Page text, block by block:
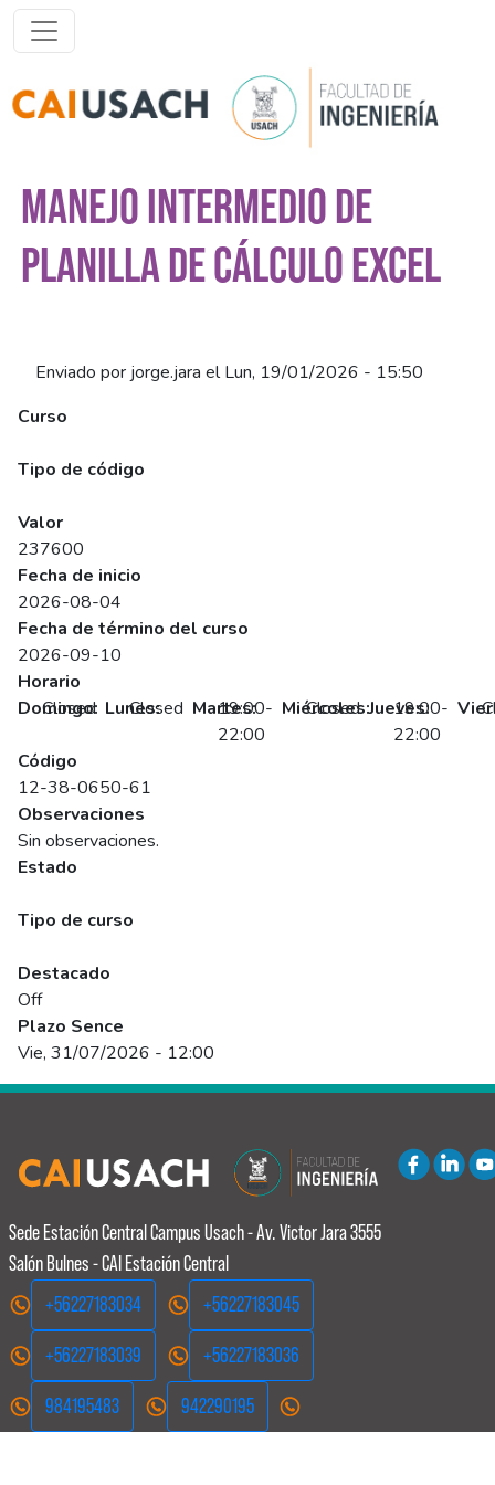
Pasar al contenido principal
MANEJO INTERMEDIO DE
PLANILLA DE CÁLCULO EXCEL
Enviado por jorge.jara elLun, 19/01/2026 - 15:50
Curso
Tipo de código
Valor
237600
Fecha de inicio
2026-08-04
Fecha de término del curso
2026-09-10
Horario
Domingo:
Closed Lunes:
Closed Martes:
19:00-
22:00
Miércoles:
Closed Jueves:
19:00-
22:00
Código
12-38-0650-61
Observaciones
Sin observaciones.
Estado
Tipo de curso
Destacado
Off
Plazo Sence
Vie, 31/07/2026 - 12:00
Sede Estación Central Campus Usach - Av. Victor Jara 3555
Salón Bulnes - CAI Estación Central
+56227183034
+56227183045
+56227183039 +56227183036
984195483 942290195